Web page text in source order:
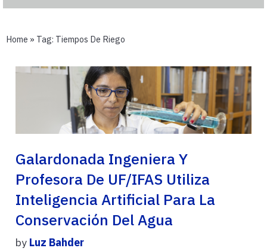
Home » Tag: Tiempos De Riego
Galardonada Ingeniera Y
Profesora De UF/IFAS Utiliza
Inteligencia Artificial Para La
Conservación Del Agua
by Luz Bahder